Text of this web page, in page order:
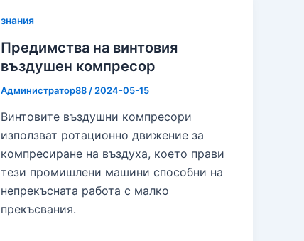
знания
Предимства на винтовия
въздушен компресор
Администратор88 / 2024-05-15
Винтовите въздушни компресори
използват ротационно движение за
компресиране на въздуха, което прави
тези промишлени машини способни на
непрекъсната работа с малко
прекъсвания.